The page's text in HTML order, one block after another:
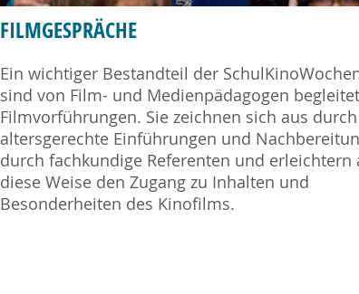
FILMGESPRÄCHE
Ein wichtiger Bestandteil der
sind von Film- und Medienpädagogen
Filmvorführungen. Sie zeichnen sich aus durch
altersgerechte Einführungen und
durch fachkundige Referenten und erleichtern
diese Weise den Zugang zu Inhalten und
Besonderheiten des Kinofilms.